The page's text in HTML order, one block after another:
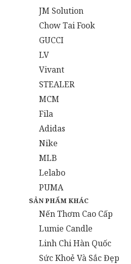
JM Solution
Chow Tai Fook
GUCCI
LV
Vivant
STEALER
MCM
Fila
Adidas
Nike
MLB
Lelabo
PUMA
SẢN PHẨM KHÁC
Nến Thơm Cao Cấp
Lumie Candle
Linh Chi Hàn Quốc
Sức Khoẻ Và Sắc Đẹp